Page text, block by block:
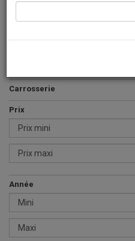
> Rechercher un véhicule
Carrosserie
Prix
Année